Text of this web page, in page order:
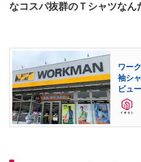
なコスパ抜群のＴシャツなん
ワー
袖シ
ビュー